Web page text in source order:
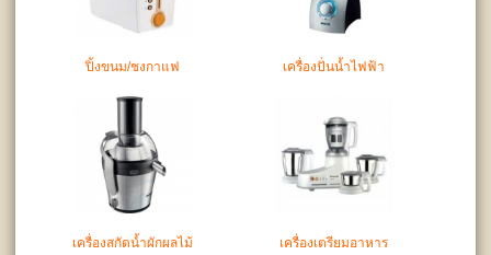
ปิ้งขนม/ชงกาแฟ เครื่องปั่นน้ำไฟฟ้า
เครื่องสกัดน้ำผักผลไม้ เครื่องเตรียมอาหาร